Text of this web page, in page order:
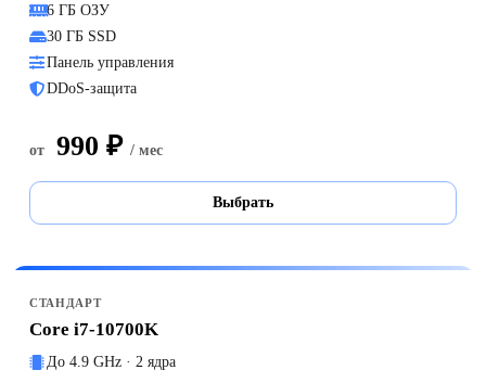
6 ГБ ОЗУ
30 ГБ SSD
Панель управления
DDoS-защита
от 990 ₽ / мес
Выбрать
СТАНДАРТ
Core i7-10700K
До 4.9 GHz · 2 ядра